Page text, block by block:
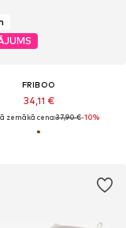
FRIBOO
34,11 €
zemākā cena:37,90 €-10%